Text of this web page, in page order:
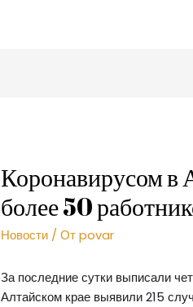
Коронавирусом в
более 50
Новости / Отpovar
За последние сутки выписали
Алтайском крае выявили 215